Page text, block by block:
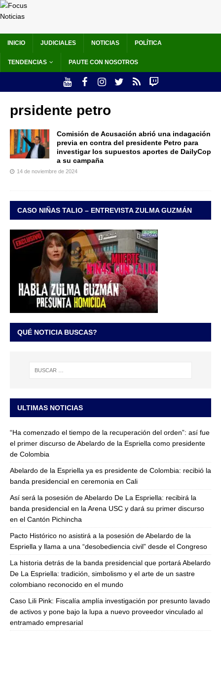
INICIO JUDICIALES NOTICIAS POLÍTICA
TENDENCIAS PAUTE CON NOSOTROS
prsidente petro
Comisión de Acusación abrió una indagación
previa en contra del presidente Petro para
investigar los supuestos aportes de DailyCop
a su campaña
14 de noviembre de 2024
CASO NIÑAS TALIO – ENTREVISTA ZULMA GUZMÁN
QUÉ NOTICIA BUSCAS?
ULTIMAS NOTICIAS
“Ha comenzado el tiempo de la recuperación del orden”: así fue
el primer discurso de Abelardo de la Espriella como presidente
de Colombia
Abelardo de la Espriella ya es presidente de Colombia: recibió la
banda presidencial en ceremonia en Cali
Así será la posesión de Abelardo De La Espriella: recibirá la
banda presidencial en la Arena USC y dará su primer discurso
en el Cantón Pichincha
Pacto Histórico no asistirá a la posesión de Abelardo de la
Espriella y llama a una “desobediencia civil” desde el Congreso
La historia detrás de la banda presidencial que portará Abelardo
De La Espriella: tradición, simbolismo y el arte de un sastre
colombiano reconocido en el mundo
Caso Lili Pink: Fiscalía amplía investigación por presunto lavado
de activos y pone bajo la lupa a nuevo proveedor vinculado al
entramado empresarial